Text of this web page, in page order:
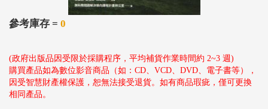
參考庫存 = 0
(政府出版品因受限於採購程序，平均補貨作業時間約 2~3 週)
購買產品如為數位影音商品（如：CD、VCD、DVD、電子書等），
因受智慧財產權保護，恕無法接受退貨。如有商品瑕疵，僅可更換
相同產品。